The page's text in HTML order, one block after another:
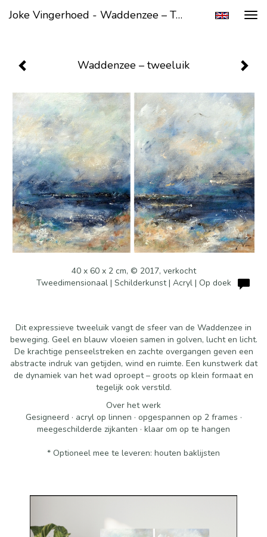
Joke Vingerhoed - Waddenzee – Tweeluik
Waddenzee – tweeluik
40 x 60 x 2 cm, © 2017, verkocht
Tweedimensionaal | Schilderkunst | Acryl | Op doek
Dit expressieve tweeluik vangt de sfeer van de Waddenzee in
beweging. Geel en blauw vloeien samen in golven, lucht en licht.
De krachtige penseelstreken en zachte overgangen geven een
abstracte indruk van getijden, wind en ruimte. Een kunstwerk dat
de dynamiek van het wad oproept – groots op klein formaat en
tegelijk ook verstild.
Over het werk
Gesigneerd · acryl op linnen · opgespannen op 2 frames ·
meegeschilderde zijkanten · klaar om op te hangen
* Optioneel mee te leveren: houten baklijsten